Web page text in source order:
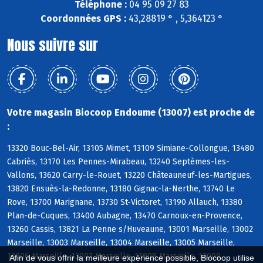
Afin de vous offrir la meilleure expérience possible, Biocoop utilise
Téléphone :04 95 09 27 83
Coordonnées GPS :43,28819 ° , 5,364123 °
Nous suivre sur
Votre magasin Biocoop Endoume (13007) est proche de
:
13320 Bouc-Bel-Air, 13105 Mimet, 13109 Simiane-Collongue, 13480
Cabriès, 13170 Les Pennes-Mirabeau, 13240 Septèmes-les-
Vallons, 13620 Carry-le-Rouet, 13220 Châteauneuf-les-Martigues,
13820 Ensuès-la-Redonne, 13180 Gignac-la-Nerthe, 13740 Le
Rove, 13700 Marignane, 13730 St-Victoret, 13190 Allauch, 13380
Plan-de-Cuques, 13400 Aubagne, 13470 Carnoux-en-Provence,
13260 Cassis, 13821 La Penne s/Huveaune, 13001 Marseille, 13002
Marseille, 13003 Marseille, 13004 Marseille, 13005 Marseille,
13006 Marseille, 13007 Marseille, 13008 Marseille, 13009